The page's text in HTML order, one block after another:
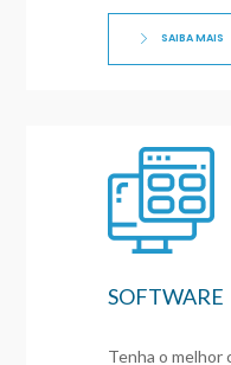
SAIBA MAIS
SOFTWARE
Tenha o melhor